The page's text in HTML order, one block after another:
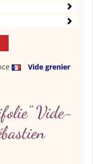
Vide grenier
Vide-